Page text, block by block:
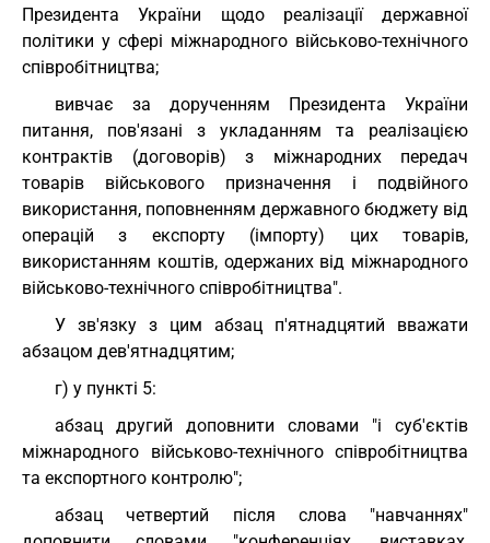
Президента України щодо реалізації державної
політики у сфері міжнародного військово-технічного
співробітництва;
вивчає за дорученням Президента України
питання, пов'язані з укладанням та реалізацією
контрактів (договорів) з міжнародних передач
товарів військового призначення і подвійного
використання, поповненням державного бюджету від
операцій з експорту (імпорту) цих товарів,
використанням коштів, одержаних від міжнародного
військово-технічного співробітництва".
У зв'язку з цим абзац п'ятнадцятий вважати
абзацом дев'ятнадцятим;
г) у пункті 5:
абзац другий доповнити словами "і суб'єктів
міжнародного військово-технічного співробітництва
та експортного контролю";
абзац четвертий після слова "навчаннях"